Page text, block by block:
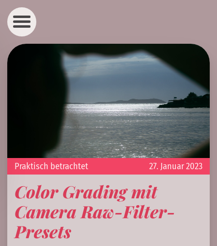
27. Januar 2023
Praktisch betrachtet
Color Grading mit
Camera Raw-Filter-
Presets